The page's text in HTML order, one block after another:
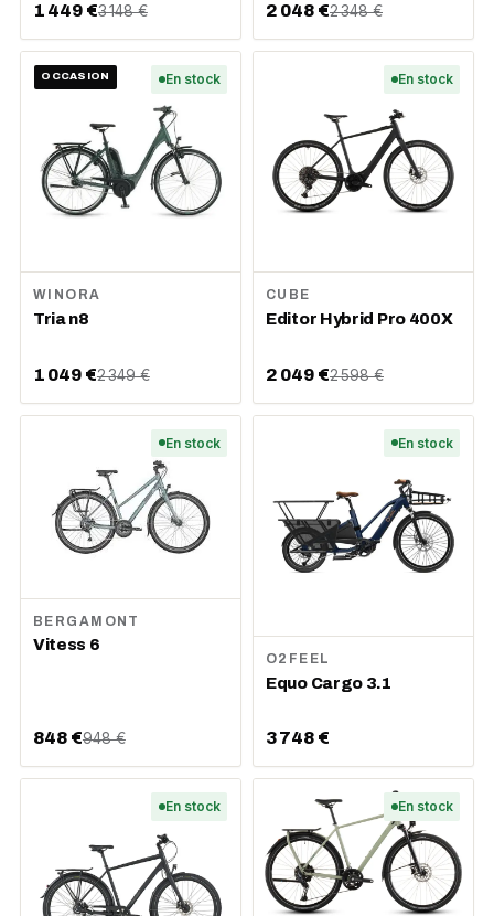
1 449 €3 148 € 2 048 €2 348 €
OCCASION En stock
WINORA
Tria n8
1 049 €2 349 €
En stock
CUBE
Editor Hybrid Pro 400X
2 049 €2 598 €
En stock
BERGAMONT
Vitess 6
848 €948 €
En stock
O2FEEL
Equo Cargo 3.1
3 748 €
En stock En stock